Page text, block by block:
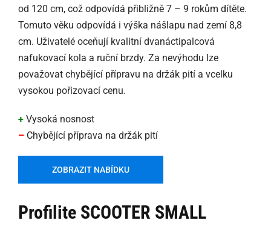
od 120 cm, což odpovídá přibližně 7 – 9 rokům dítěte.
Tomuto věku odpovídá i výška nášlapu nad zemí 8,8
cm. Uživatelé oceňují kvalitní dvanáctipalcová
nafukovací kola a ruční brzdy. Za nevýhodu lze
považovat chybějící přípravu na držák pití a vcelku
vysokou pořizovací cenu.
+ Vysoká nosnost
– Chybějící příprava na držák pití
ZOBRAZIT NABÍDKU
Profilite SCOOTER SMALL